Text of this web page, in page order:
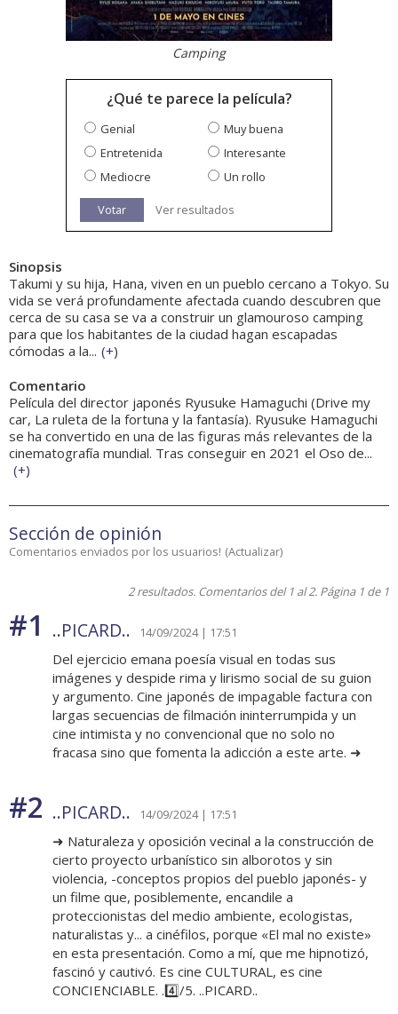
Camping
¿Qué te parece la película?
Genial
Muy buena
Entretenida
Interesante
Mediocre
Un rollo
Votar Ver resultados
Sinopsis
Takumi y su hija, Hana, viven en un pueblo cercano a Tokyo. Su
vida se verá profundamente afectada cuando descubren que
cerca de su casa se va a construir un glamouroso camping
para que los habitantes de la ciudad hagan escapadas
cómodas a la... (+)
Comentario
Película del director japonés Ryusuke Hamaguchi (Drive my
car, La ruleta de la fortuna y la fantasía). Ryusuke Hamaguchi
se ha convertido en una de las figuras más relevantes de la
cinematografía mundial. Tras conseguir en 2021 el Oso de...
(+)
Sección de opinión
Comentarios enviados por los usuarios! (Actualizar)
2 resultados. Comentarios del 1 al 2. Página 1 de 1
#1 ..PICARD.. 14/09/2024 | 17:51
Del ejercicio emana poesía visual en todas sus
imágenes y despide rima y lirismo social de su guion
y argumento. Cine japonés de impagable factura con
largas secuencias de filmación ininterrumpida y un
cine intimista y no convencional que no solo no
fracasa sino que fomenta la adicción a este arte. ➜
#2 ..PICARD.. 14/09/2024 | 17:51
➜ Naturaleza y oposición vecinal a la construcción de
cierto proyecto urbanístico sin alborotos y sin
violencia, -conceptos propios del pueblo japonés- y
un filme que, posiblemente, encandile a
proteccionistas del medio ambiente, ecologistas,
naturalistas y... a cinéfilos, porque «El mal no existe»
en esta presentación. Como a mí, que me hipnotizó,
fascinó y cautivó. Es cine CULTURAL, es cine
CONCIENCIABLE. .4️⃣/5. ..PICARD..